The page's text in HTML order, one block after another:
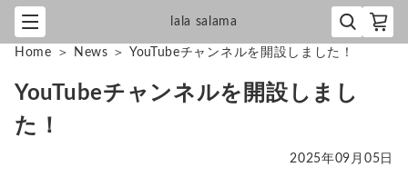
lala salama
Home ＞ News ＞ YouTubeチャンネルを開設しました！
YouTubeチャンネルを開設しまし
た！
2025年09月05日